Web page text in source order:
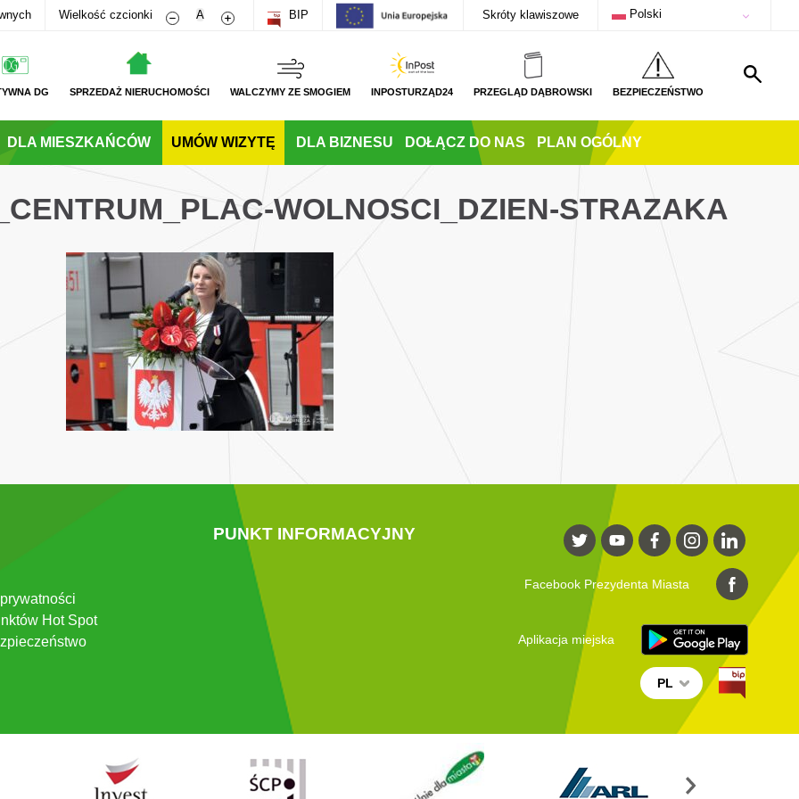
Wielkość czcionki Zmniejsz rozmiar czcionki
A Zwiększ rozmiar czcionki
BIP Skróty klawiszowe Polski
DG SPRZEDAŻ NIERUCHOMOŚCI WALCZYMY ZE SMOGIEM INPOSTURZĄD24 PRZEGLĄD DĄBROWSKI BEZPIECZEŃSTWO
DLA MIESZKAŃCÓW UMÓW WIZYTĘ DLA BIZNESU DOŁĄCZ DO NAS PLAN OGÓLNY
WOLNOSCI_DZIEN-STRAZAKA
Hot Spot
PUNKT INFORMACYJNY
Facebook Prezydenta Miasta
Aplikacja miejska
PL